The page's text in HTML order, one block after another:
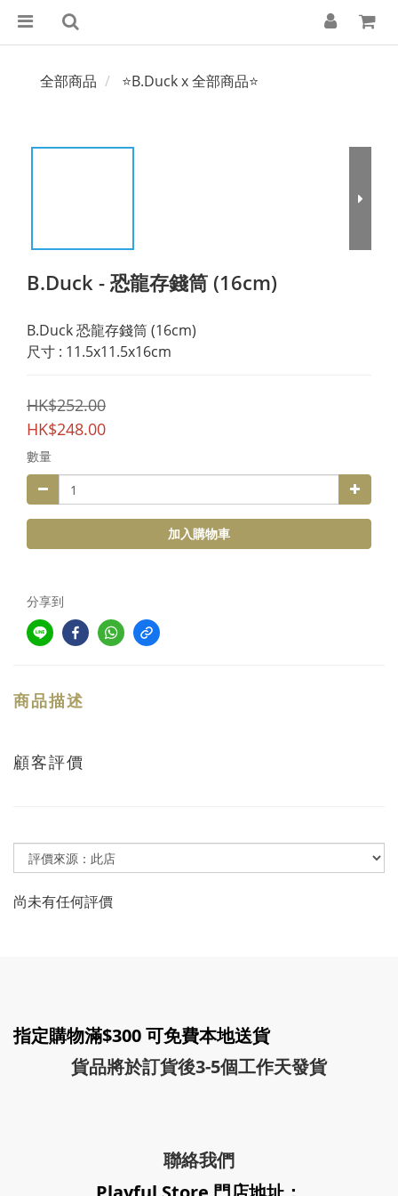
全部商品 ⭐B.Duck x 全部商品⭐
B.Duck - 恐龍存錢筒 (16cm)
B.Duck 恐龍存錢筒 (16cm)
尺寸 : 11.5x11.5x16cm
HK$252.00
HK$248.00
數量
加入購物車
分享到
商品描述
顧客評價
尚未有任何評價
指定購物滿$300 可免費本地送貨
貨品將於訂貨後3-5個工作天發貨
聯絡我們